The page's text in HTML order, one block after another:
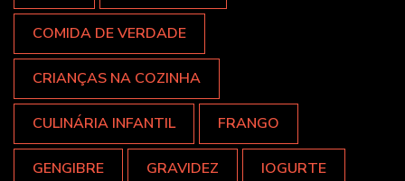
COMIDA DE VERDADE
CRIANÇAS NA COZINHA
CULINÁRIA INFANTIL FRANGO
GENGIBRE GRAVIDEZ IOGURTE